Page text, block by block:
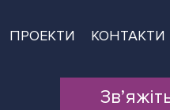
ПРОЕКТИ КОНТАКТИ